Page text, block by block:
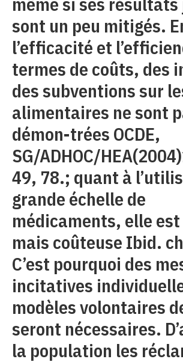
sont un peu mitigés.
l’efficacité et
termes de coûts, des
des subventions sur
alimentaires ne sont
démon-trées OCDE,
SG/ADHOC/
49, 78.; quant à
grande échelle de
médicaments, elle
mais coûteuse Ibid.
C’est pourquoi des
incitatives
modèles volontaires
seront nécessaires.
la population les